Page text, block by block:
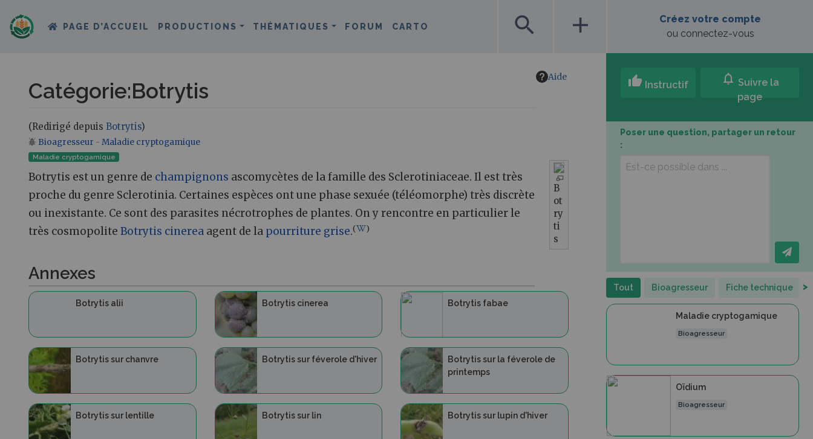
PAGE D’ACCUEIL PRODUCTIONS THÉMATIQUES FORUM CARTO search add
Créez votre compte
ou connectez-vous
Aide
Catégorie:Botrytis
(Redirigé depuis Botrytis)
Aller à :navigation,rechercher
Bioagresseur - Maladie cryptogamique
B
ot
ry
ti
s
Maladie cryptogamique
Botrytis est un genre de champignons ascomycètes de la famille des Sclerotiniaceae. Il est très
proche du genre Sclerotinia. Certaines espèces ont une phase sexuée (téléomorphe) très discrète
ou inexistante. Ce sont des parasites nécrotrophes de plantes. On y rencontre en particulier le
très cosmopolite Botrytis cinerea agent de la pourriture grise.( )
Annexes
Botrytis alii Botrytis cinerea Botrytis fabae
Botrytis sur chanvre Botrytis sur féverole d'hiver
Botrytis sur la féverole de
printemps
Botrytis sur lentille Botrytis sur lin Botrytis sur lupin d'hiver
thumb_up Instructif notifications Suivre la
page
Poser une question, partager un retour
:
Tout Bioagresseur Fiche technique >
Maladie cryptogamique
Bioagresseur
Oïdium
Bioagresseur